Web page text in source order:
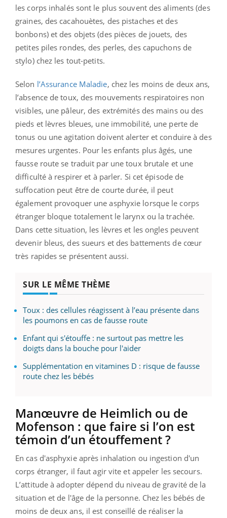
les corps inhalés sont le plus souvent des aliments (des
graines, des cacahouètes, des pistaches et des
bonbons) et des objets (des pièces de jouets, des
petites piles rondes, des perles, des capuchons de
stylo) chez les tout-petits.
Selon l’Assurance Maladie, chez les moins de deux ans,
l’absence de toux, des mouvements respiratoires non
visibles, une pâleur, des extrémités des mains ou des
pieds et lèvres bleues, une immobilité, une perte de
tonus ou une agitation doivent alerter et conduire à des
mesures urgentes. Pour les enfants plus âgés, une
fausse route se traduit par une toux brutale et une
difficulté à respirer et à parler. Si cet épisode de
suffocation peut être de courte durée, il peut
également provoquer une asphyxie lorsque le corps
étranger bloque totalement le larynx ou la trachée.
Dans cette situation, les lèvres et les ongles peuvent
devenir bleus, des sueurs et des battements de cœur
très rapides se présentent aussi.
SUR LE MÊME THÈME
Toux : des cellules réagissent à l’eau présente dans
les poumons en cas de fausse route
Enfant qui s'étouffe : ne surtout pas mettre les
doigts dans la bouche pour l'aider
Supplémentation en vitamines D : risque de fausse
route chez les bébés
Manœuvre de Heimlich ou de
Mofenson : que faire si l’on est
témoin d’un étouffement ?
En cas d'asphyxie après inhalation ou ingestion d'un
corps étranger, il faut agir vite et appeler les secours.
L’attitude à adopter dépend du niveau de gravité de la
situation et de l'âge de la personne. Chez les bébés de
moins de deux ans, il est conseillé de réaliser la